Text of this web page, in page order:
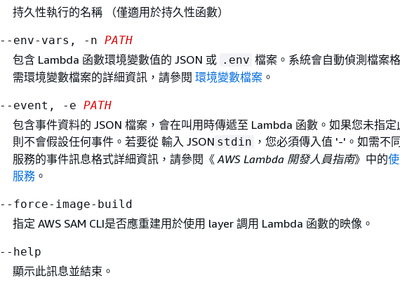
持久性執行的名稱 （僅適用於持久性函數）
--env-vars, -n PATH
包含 Lambda 函數環境變數值的 JSON 或 .env 檔案。系統會自動偵測檔案
需環境變數檔案的詳細資訊，請參閱 環境變數檔案。
--event, -e PATH
包含事件資料的 JSON 檔案，會在叫用時傳遞至 Lambda 函數。如果您未指定
則不會假設任何事件。若要從 輸入 JSON stdin ，您必須傳入值 '-'。如需不
服務的事件訊息格式詳細資訊，請參閱《 AWS Lambda 開發人員指南》中的
服務。
--force-image-build
指定 AWS SAM CLI是否應重建用於使用 layer 調用 Lambda 函數的映像。
--help
顯示此訊息並結束。